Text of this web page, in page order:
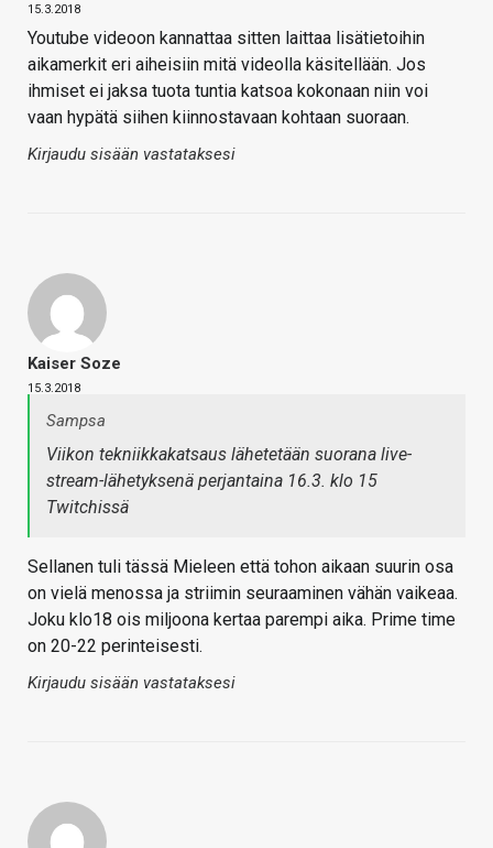
15.3.2018
Youtube videoon kannattaa sitten laittaa lisätietoihin
aikamerkit eri aiheisiin mitä videolla käsitellään. Jos
ihmiset ei jaksa tuota tuntia katsoa kokonaan niin voi
vaan hypätä siihen kiinnostavaan kohtaan suoraan.
Kirjaudu sisään vastataksesi
Kaiser Soze
15.3.2018
Sampsa
Viikon tekniikkakatsaus lähetetään suorana live-
stream-lähetyksenä perjantaina 16.3. klo 15
Twitchissä
Sellanen tuli tässä Mieleen että tohon aikaan suurin osa
on vielä menossa ja striimin seuraaminen vähän vaikeaa.
Joku klo18 ois miljoona kertaa parempi aika. Prime time
on 20-22 perinteisesti.
Kirjaudu sisään vastataksesi